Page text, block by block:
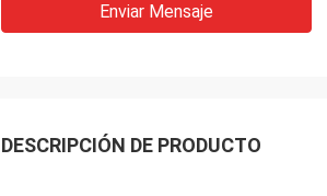
Enviar Mensaje
DESCRIPCIÓN DE PRODUCTO